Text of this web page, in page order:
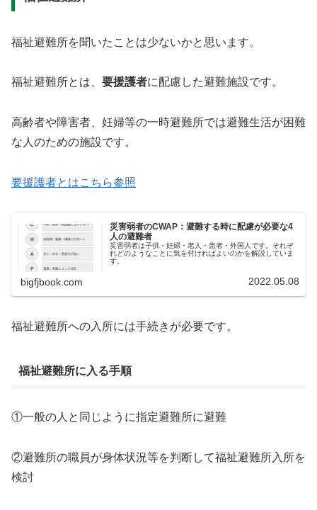
福祉避難所を聞いたことは少ないかと思います。
福祉避難所とは、 要援護者に配慮した避難施設です。
高齢者や障害者、妊婦等の一時避難所では避難生活が困難
な人のための施設です。
要援護者とはこちら参照
災害弱者のCWAP：避難する時に配慮が必要な4
人の避難者
災害弱者は子供・妊婦・老人・患者・外国人です。それぞ
れどのようなことに気を付ければよいのかを解説していま
す。
bigfjbook.com 2022.05.08
福祉避難所への入所には手続きが必要です。
福祉避難所に入る手順
①一般の人と同じように指定避難所に避難
②避難所の職員が身体状況等を判断して福祉避難所入所を
検討